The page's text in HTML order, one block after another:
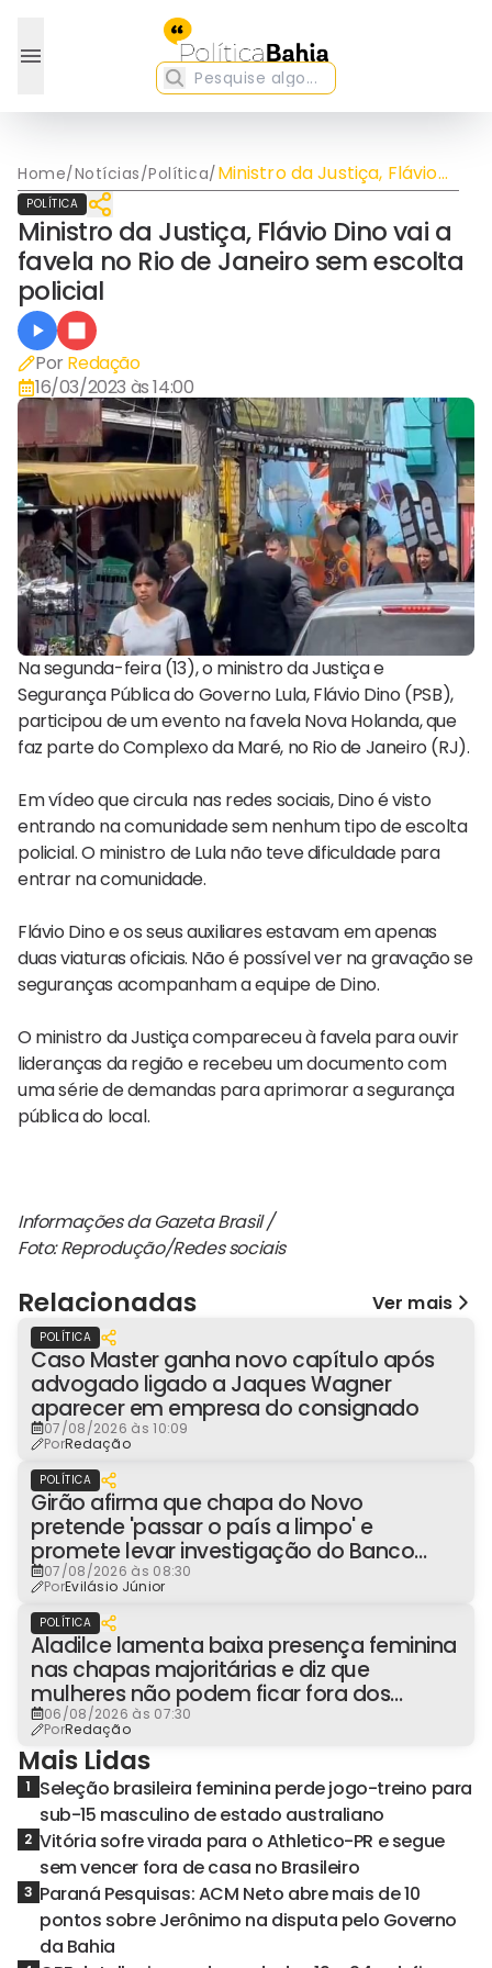
Home/Notícias/Política/Ministro da Justiça, Flávio
Dino vai a favela no Rio de
Janeiro sem escolta
policial
POLÍTICA
Ministro da Justiça, Flávio Dino vai a
favela no Rio de Janeiro sem escolta
policial
Por Redação
16/03/2023 às 14:00
Na segunda-feira (13), o ministro da Justiça e
Segurança Pública do Governo Lula, Flávio Dino (PSB),
participou de um evento na favela Nova Holanda, que
faz parte do Complexo da Maré, no Rio de Janeiro (RJ).
Em vídeo que circula nas redes sociais, Dino é visto
entrando na comunidade sem nenhum tipo de escolta
policial. O ministro de Lula não teve dificuldade para
entrar na comunidade.
Flávio Dino e os seus auxiliares estavam em apenas
duas viaturas oficiais. Não é possível ver na gravação se
seguranças acompanham a equipe de Dino.
O ministro da Justiça compareceu à favela para ouvir
lideranças da região e recebeu um documento com
uma série de demandas para aprimorar a segurança
pública do local.
Informações da Gazeta Brasil /
Foto: Reprodução/Redes sociais
Relacionadas Ver mais
POLÍTICA
Caso Master ganha novo capítulo após
advogado ligado a Jaques Wagner
aparecer em empresa do consignado
07/08/2026 às 10:09
PorRedação
POLÍTICA
Girão afirma que chapa do Novo
pretende 'passar o país a limpo' e
promete levar investigação do Banco
Master à Presidência
07/08/2026 às 08:30
PorEvilásio Júnior
POLÍTICA
Aladilce lamenta baixa presença feminina
nas chapas majoritárias e diz que
mulheres não podem ficar fora dos
espaços de poder
06/08/2026 às 07:30
PorRedação
Mais Lidas
1 Seleção brasileira feminina perde jogo-treino para
sub-15 masculino de estado australiano
2 Vitória sofre virada para o Athletico-PR e segue
sem vencer fora de casa no Brasileiro
3 Paraná Pesquisas: ACM Neto abre mais de 10
pontos sobre Jerônimo na disputa pelo Governo
da Bahia